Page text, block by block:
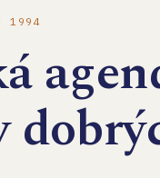
1994